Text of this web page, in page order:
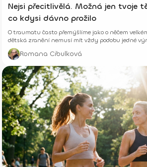
Nejsi přecitlivělá. Možná jen tvoje
co kdysi dávno prožilo
O traumatu často přemýšlíme jako o něčem
dětská zranění nemusí mít vždy podobu jedné
vznikají potichu.
Romana Cibulková